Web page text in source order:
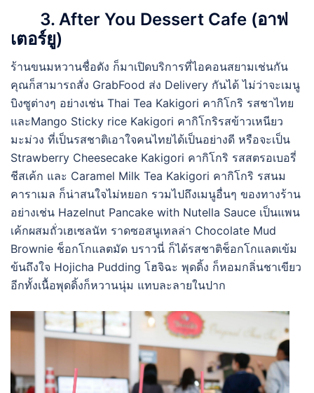
3. After You Dessert Cafe (อาฟ
เตอร์ยู)
ร้านขนมหวานชื่อดัง ก็มาเปิดบริการที่ไอคอนสยามเช่นกัน
คุณก็สามารถสั่ง GrabFood ส่ง Delivery กันได้ ไม่ว่าจะเมนู
บิงซูต่างๆ อย่างเช่น Thai Tea Kakigori คากิโกริ รสชาไทย
และMango Sticky rice Kakigori คากิโกริรสข้าวเหนียว
มะม่วง ที่เป็นรสชาติเอาใจคนไทยได้เป็นอย่างดี หรือจะเป็น
Strawberry Cheesecake Kakigori คากิโกริ รสสตรอเบอรี่
ชีสเค้ก และ Caramel Milk Tea Kakigori คากิโกริ รสนม
คาราเมล ก็น่าสนใจไม่หยอก รวมไปถึงเมนูอื่นๆ ของทางร้าน
อย่างเช่น Hazelnut Pancake with Nutella Sauce เป็นแพน
เค้กผสมถั่วเฮเซลนัท ราดซอสนูเทลล่า Chocolate Mud
Brownie ช็อกโกแลตมัด บราวนี่ ก็ได้รสชาติช็อกโกแลตเข้ม
ข้นถึงใจ Hojicha Pudding โฮจิฉะ พุดดิ้ง ก็หอมกลิ่นชาเขียว
อีกทั้งเนื้อพุดดิ้งก็หวานนุ่ม แทบละลายในปาก